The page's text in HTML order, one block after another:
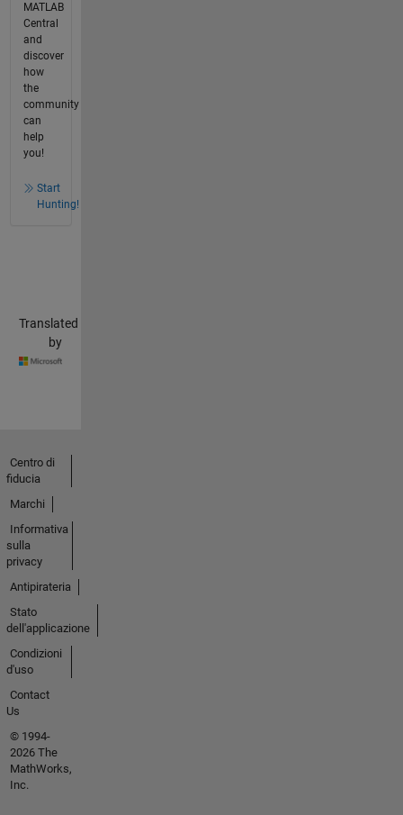
MATLAB
Central
and
discover
how
the
community
can
help
you!
Start
Hunting!
Translated
by
Centro di
fiducia
Marchi
Informativa
sulla
privacy
Antipirateria
Stato
dell'applicazione
Condizioni
d'uso
Contact
Us
© 1994-
2026 The
MathWorks,
Inc.